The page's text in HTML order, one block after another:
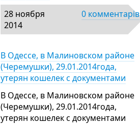
28 ноября
2014
0 комментарів
В Одессе, в Малиновском районе
(Черемушки), 29.01.2014года,
утерян кошелек с документами
В Одессе, в Малиновском районе
(Черемушки), 29.01.2014года,
утерян кошелек с документами